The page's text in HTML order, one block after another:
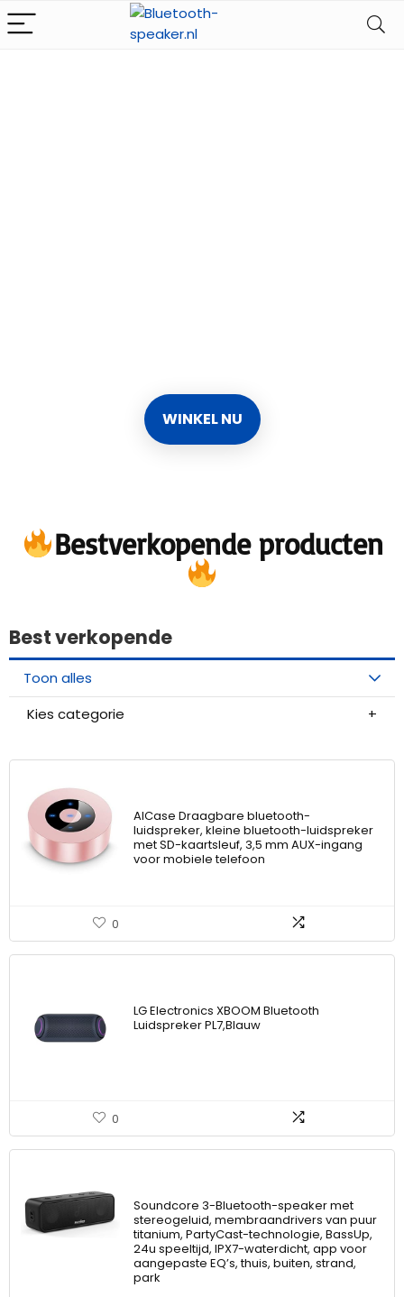
WINKEL NU
Bestverkopende producten
Best verkopende
Toon alles
Kies categorie
AICase Draagbare bluetooth-
luidspreker, kleine bluetooth-luidspreker
met SD-kaartsleuf, 3,5 mm AUX-ingang
voor mobiele telefoon
0
LG Electronics XBOOM Bluetooth
Luidspreker PL7,Blauw
0
Soundcore 3-Bluetooth-speaker met
stereogeluid, membraandrivers van puur
titanium, PartyCast-technologie, BassUp,
24u speeltijd, IPX7-waterdicht, app voor
aangepaste EQ’s, thuis, buiten, strand,
park